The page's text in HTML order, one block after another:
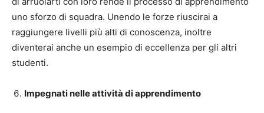
uno sforzo di squadra. Unendo le forze riuscirai a
raggiungere livelli più alti di conoscenza, inoltre
diventerai anche un esempio di eccellenza per gli altri
studenti.
Impegnati nelle attività di apprendimento